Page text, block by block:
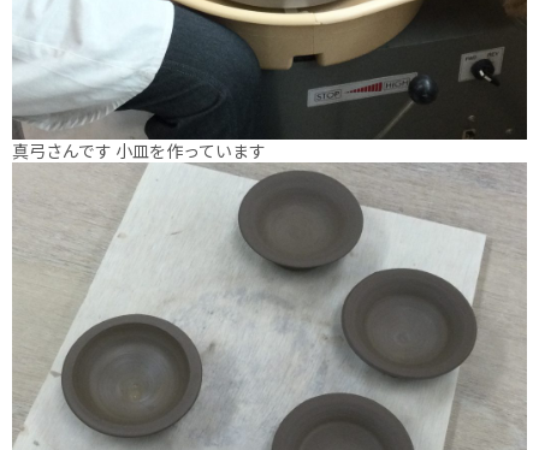
真弓さんです 小皿を作っています